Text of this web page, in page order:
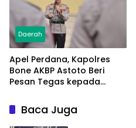
Daerah
Apel Perdana, Kapolres
Bone AKBP Astoto Beri
Pesan Tegas kepada
Baca Juga